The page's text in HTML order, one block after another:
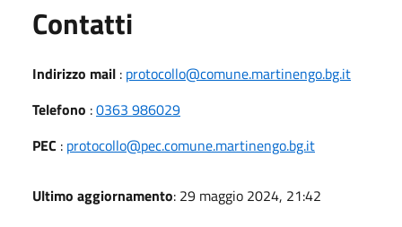
Contatti
Indirizzo mail : protocollo@comune.martinengo.bg.it
Telefono :0363 986029
PEC : protocollo@pec.comune.martinengo.bg.it
Ultimo aggiornamento: 29 maggio 2024, 21:42